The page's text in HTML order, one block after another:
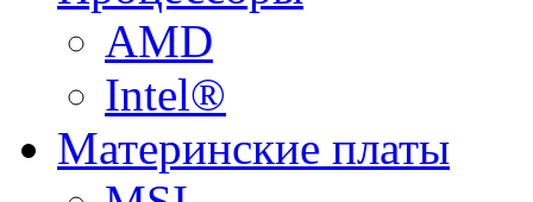
AMD
Intel®
Материнские платы